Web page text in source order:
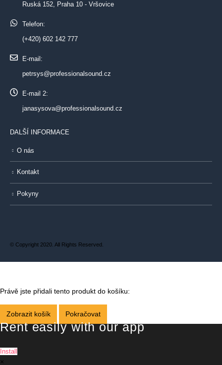
Ruská 152, Praha 10 - Vršovice
Telefon:
(+420) 602 142 777
E-mail:
petrsys@professionalsound.cz
E-mail 2:
janasysova@professionalsound.cz
DALŠÍ INFORMACE
O nás
Kontakt
Pokyny
© Copyright 2020. All Rights Reserved.
Právě jste přidali tento produkt do košíku:
Zobrazit košík Pokračovat
Rent easily with our app
Install
×